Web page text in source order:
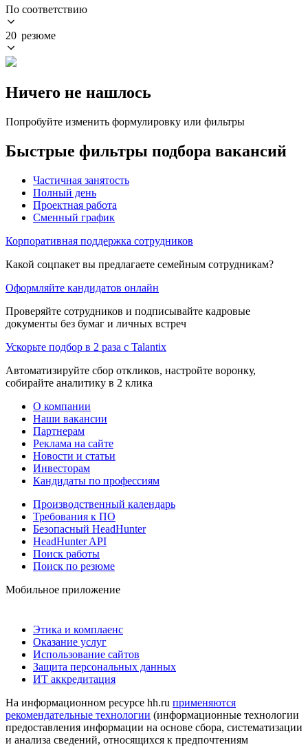
По соответствию
20 резюме
Ничего не нашлось
Попробуйте изменить формулировку или фильтры
Быстрые фильтры подбора вакансий
Частичная занятость
Полный день
Проектная работа
Сменный график
Корпоративная поддержка сотрудников
Какой соцпакет вы предлагаете семейным сотрудникам?
Оформляйте кандидатов онлайн
Проверяйте сотрудников и подписывайте кадровые
документы без бумаг и личных встреч
Ускорьте подбор в 2 раза с Talantix
Автоматизируйте сбор откликов, настройте воронку,
собирайте аналитику в 2 клика
О компании
Наши вакансии
Партнерам
Реклама на сайте
Новости и статьи
Инвесторам
Кандидаты по профессиям
Производственный календарь
Требования к ПО
Безопасный HeadHunter
HeadHunter API
Поиск работы
Поиск по резюме
Мобильное приложение
Этика и комплаенс
Оказание услуг
Использование сайтов
Защита персональных данных
ИТ аккредитация
На информационном ресурсе hh.ru применяются
рекомендательные технологии (информационные технологии
предоставления информации на основе сбора, систематизации
и анализа сведений, относящихся к предпочтениям